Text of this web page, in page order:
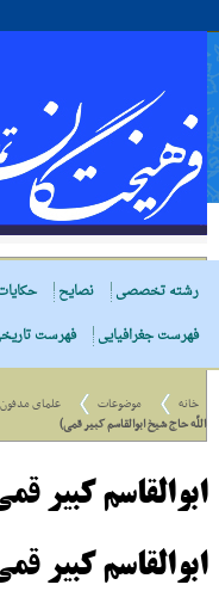
رشته تخصصی
نصایح
فهرست جغرافیایی
فهرست
خانه موضوعات علمای
اللّه حاج شیخ ابوالقاسم کبیر قمی)
ابوالقاسم کبیر
ابوالقاسم کبیر